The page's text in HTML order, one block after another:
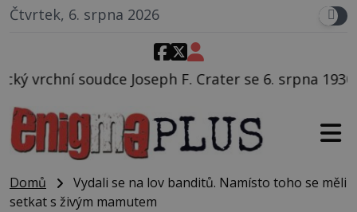
Čtvrtek, 6. srpna 2026
F. Crater se 6. srpna 1930 navečeří ve své
Domů
Vydali se na lov banditů. Namísto toho se měli
setkat s živým mamutem